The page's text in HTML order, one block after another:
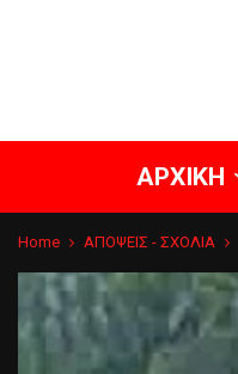
ΑΡΧΙΚΗ
Home ΑΠΟΨΕΙΣ - ΣΧΟΛΙΑ